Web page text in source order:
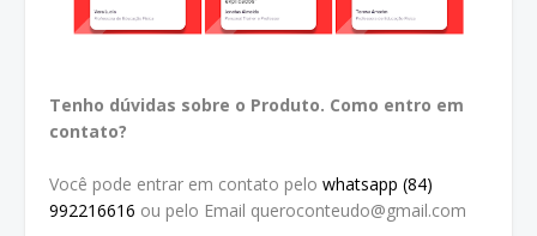
Tenho dúvidas sobre o Produto. Como entro em
contato?
Você pode entrar em contato pelo whatsapp (84)
992216616 ou pelo Email queroconteudo@gmail.com